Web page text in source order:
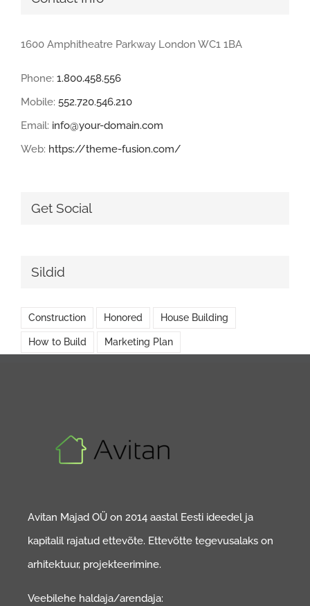
1600 Amphitheatre Parkway London WC1 1BA
Phone: 1.800.458.556
Mobile: 552.720.546.210
Email: info@your-domain.com
Web: https://theme-fusion.com/
Get Social
Sildid
Construction Honored House Building
How to Build Marketing Plan
Avitan Majad OÜ on 2014 aastal Eesti ideedel ja
kapitalil rajatud ettevõte. Ettevõtte tegevusalaks on
arhitektuur, projekteerimine.
Veebilehe haldaja/arendaja: